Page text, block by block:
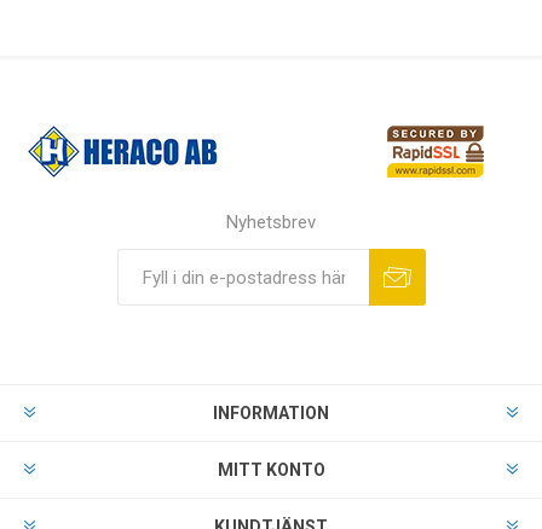
Nyhetsbrev
INFORMATION
MITT KONTO